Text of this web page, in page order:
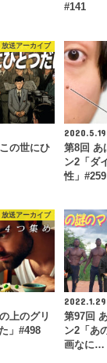
#141
放送アーカイブ
の世にひ
2020.5.19
第8回 あ
ン2「ダ
性」#259
放送アーカイブ
上のグリ
」#498
2022.1.29
第97回
ン2「あ
画なに…